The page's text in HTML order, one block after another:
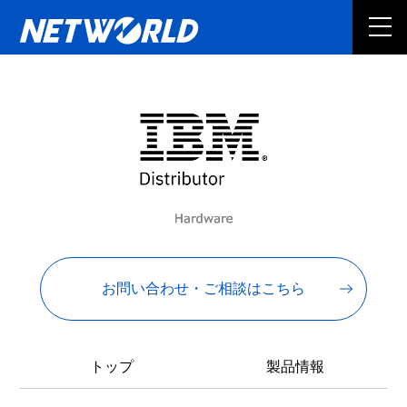
お問い合わせ・ご相談はこちら
トップ 製品情報